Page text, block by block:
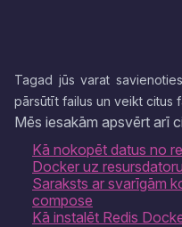
Tagad jūs varat
pārsūtīt failus un veikt citus
Mēs iesakām apsvērt arī
Kā nokopēt datus no
Docker uz resursdatoru
Saraksts ar svarīgām
compose
Kā instalēt Redis